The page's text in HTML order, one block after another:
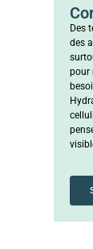
Des
des
pour